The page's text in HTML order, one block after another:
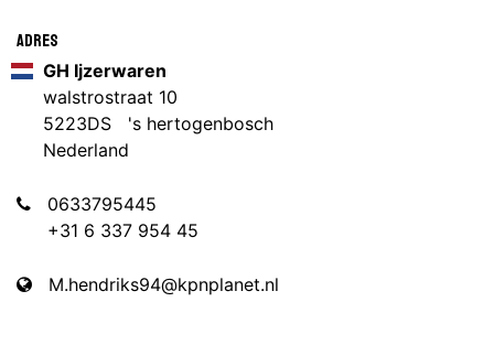
Adres
GH Ijzerwaren
walstrostraat 10
5223DS 's hertogenbosch
Nederland
0633795445
+31 6 337 954 45
M.hendriks94@kpnplanet.nl